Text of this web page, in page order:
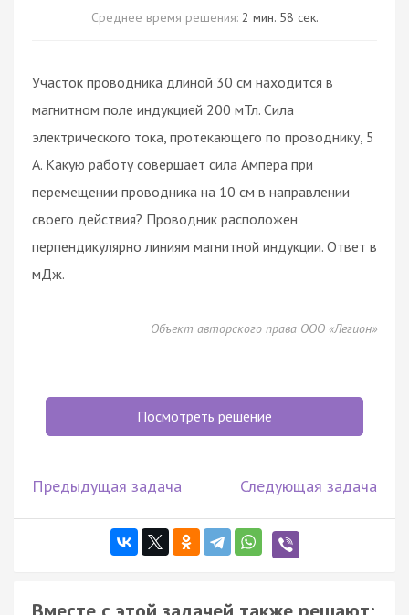
Среднее время решения: 2 мин. 58 сек.
Участок проводника длиной 30 см находится в
магнитном поле индукцией 200 мТл. Сила
электрического тока, протекающего по проводнику, 5
А. Какую работу совершает сила Ампера при
перемещении проводника на 10 см в направлении
своего действия? Проводник расположен
перпендикулярно линиям магнитной индукции. Ответ в
мДж.
Объект авторского права ООО «Легион»
Посмотреть решение
Предыдущая задача Следующая задача